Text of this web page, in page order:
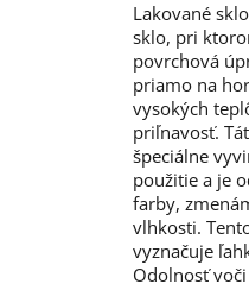
Lakované
sklo, pri
povrchová
priamo na
vysokých
priľnavosť.
špeciálne
použitie a je
farby,
vlhkosti.
vyznačuje
Odolnosť